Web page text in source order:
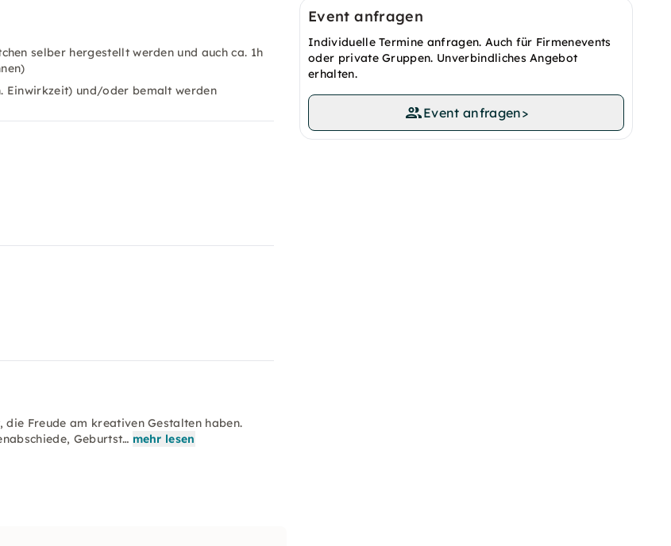
Event anfragen
Individuelle Termine anfragen. Auch für Firmenevents
oder private Gruppen. Unverbindliches Angebot
erhalten.
Event anfragen>
selber hergestellt werden und auch ca. 1h
Einwirkzeit) und/oder bemalt werden
Freude am kreativen Gestalten haben.
Geburtst… mehr lesen